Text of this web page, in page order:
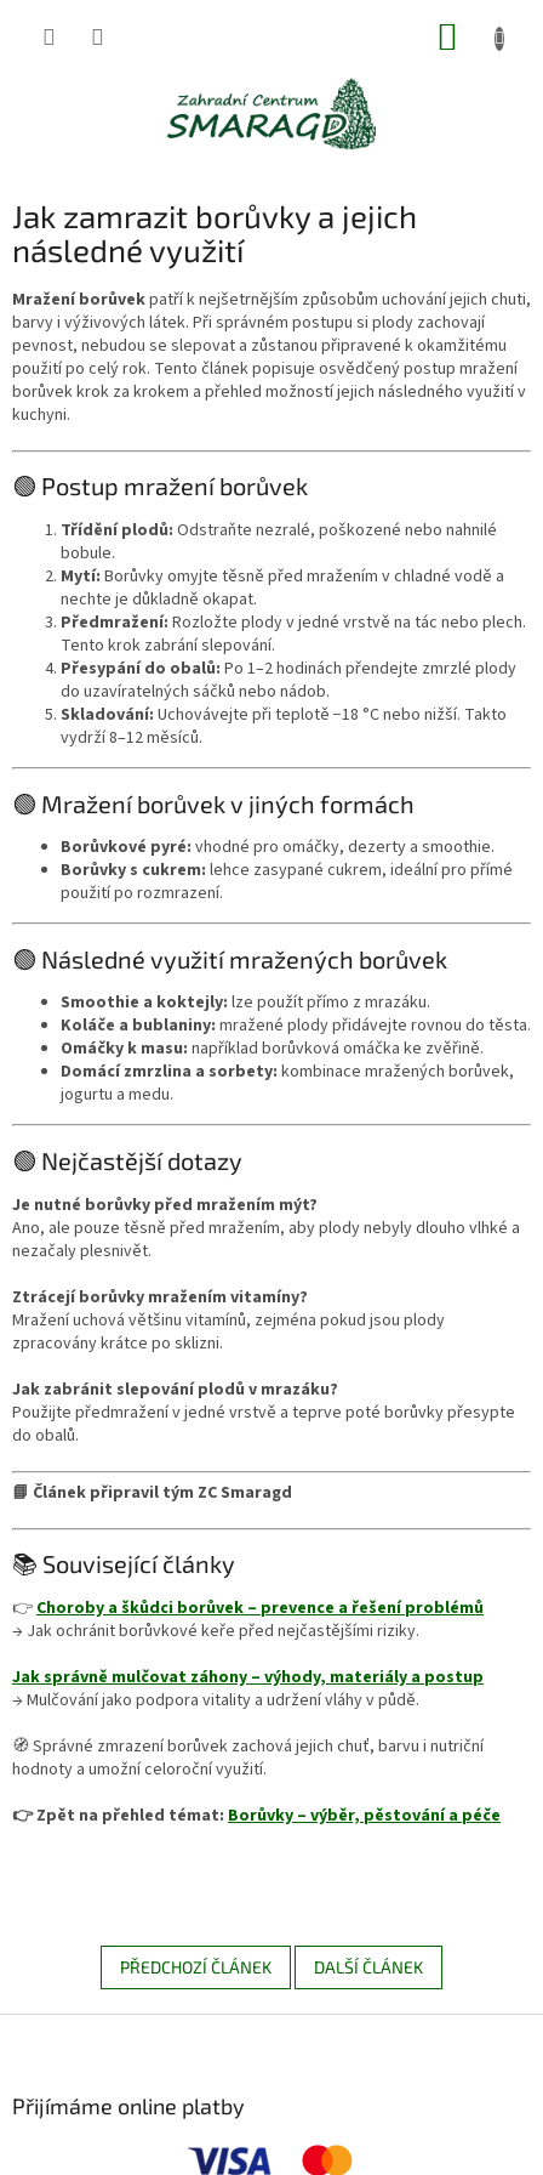
Jak zamrazit borůvky a jejich
následné využití
Mražení borůvekpatří k nejšetrnějším způsobům uchování jejich chuti,
barvy i výživových látek. Při správném postupu si plody zachovají
pevnost, nebudou se slepovat a zůstanou připravené k okamžitému
použití po celý rok. Tento článek popisuje osvědčený postup mražení
borůvek krok za krokem a přehled možností jejich následného využití v
kuchyni.
🟢 Postup mražení borůvek
Třídění plodů: Odstraňte nezralé, poškozené nebo nahnilé
bobule.
Mytí: Borůvky omyjte těsně před mražením v chladné vodě a
nechte je důkladně okapat.
Předmražení: Rozložte plody v jedné vrstvě na tác nebo plech.
Tento krok zabrání slepování.
Přesypání do obalů: Po 1–2 hodinách přendejte zmrzlé plody
do uzavíratelných sáčků nebo nádob.
Skladování: Uchovávejte při teplotě −18 °C nebo nižší. Takto
vydrží 8–12 měsíců.
🟢 Mražení borůvek v jiných formách
Borůvkové pyré: vhodné pro omáčky, dezerty a smoothie.
Borůvky s cukrem: lehce zasypané cukrem, ideální pro přímé
použití po rozmrazení.
🟢 Následné využití mražených borůvek
Smoothie a koktejly: lze použít přímo z mrazáku.
Koláče a bublaniny: mražené plody přidávejte rovnou do těsta.
Omáčky k masu: například borůvková omáčka ke zvěřině.
Domácí zmrzlina a sorbety: kombinace mražených borůvek,
jogurtu a medu.
🟢 Nejčastější dotazy
Je nutné borůvky před mražením mýt?
Ano, ale pouze těsně před mražením, aby plody nebyly dlouho vlhké a
nezačaly plesnivět.
Ztrácejí borůvky mražením vitamíny?
Mražení uchová většinu vitamínů, zejména pokud jsou plody
zpracovány krátce po sklizni.
Jak zabránit slepování plodů v mrazáku?
Použijte předmražení v jedné vrstvě a teprve poté borůvky přesypte
do obalů.
📘 Článek připravil tým ZC Smaragd
📚 Související články
👉 Choroby a škůdci borůvek – prevence a řešení problémů
→ Jak ochránit borůvkové keře před nejčastějšími riziky.
Jak správně mulčovat záhony – výhody, materiály a postup
→ Mulčování jako podpora vitality a udržení vláhy v půdě.
🧭 Správné zmrazení borůvek zachová jejich chuť, barvu i nutriční
hodnoty a umožní celoroční využití.
👉 Zpět na přehled témat: Borůvky – výběr, pěstování a péče
PŘEDCHOZÍ ČLÁNEK DALŠÍ ČLÁNEK
Přijímáme online platby